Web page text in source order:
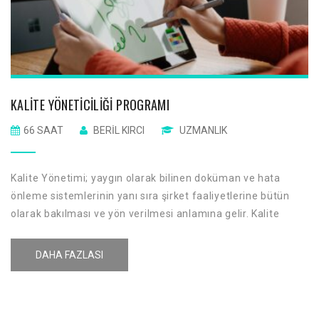
KALITE YÖNETICILIĞI PROGRAMI
66 SAAT BERIL KIRCI UZMANLIK
Kalite Yönetimi; yaygın olarak bilinen doküman ve hata
önleme sistemlerinin yanı sıra şirket faaliyetlerine bütün
olarak bakılması ve yön verilmesi anlamına gelir. Kalite
yönetim sistemleri standartlarınıda içermeli ve bütün
DAHA FAZLASI